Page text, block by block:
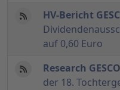
HV-Bericht
auf 0,60 Euro
Research
der 18.